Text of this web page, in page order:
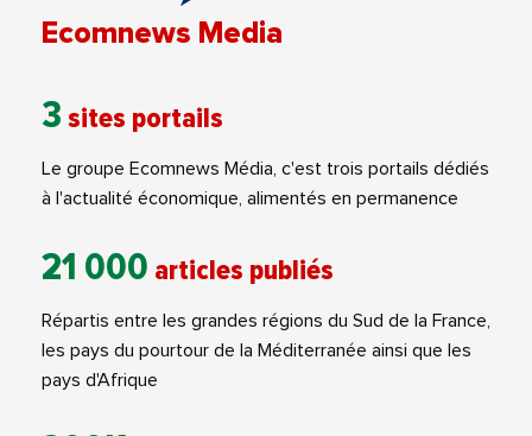
Ecomnews Media
3 sites portails
Le groupe Ecomnews Média, c'est trois portails dédiés
à l'actualité économique, alimentés en permanence
21 000 articles publiés
Répartis entre les grandes régions du Sud de la France,
les pays du pourtour de la Méditerranée ainsi que les
pays d'Afrique